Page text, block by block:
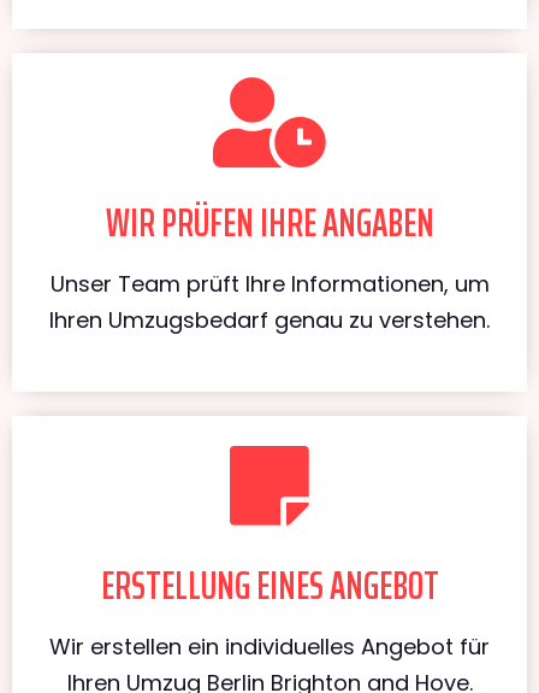
WIR PRÜFEN IHRE ANGABEN
Unser Team prüft Ihre Informationen, um
Ihren Umzugsbedarf genau zu verstehen.
ERSTELLUNG EINES ANGEBOT
Wir erstellen ein individuelles Angebot für
Ihren Umzug Berlin Brighton and Hove.